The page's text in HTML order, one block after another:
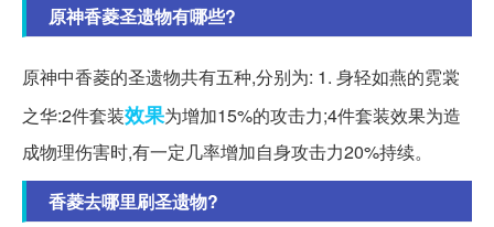
原神香菱圣遗物有哪些?
原神中香菱的圣遗物共有五种,分别为: 1. 身轻如燕的霓裳
之华:2件套装效果为增加15%的攻击力;4件套装效果为造
成物理伤害时,有一定几率增加自身攻击力20%持续。
香菱去哪里刷圣遗物?